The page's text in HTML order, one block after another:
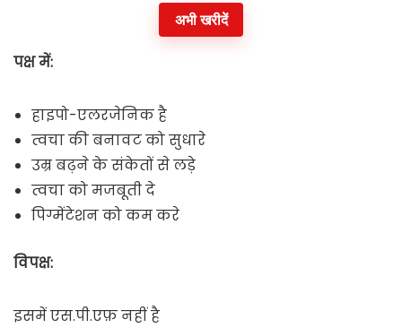
अभी खरीदें
पक्ष में:
हाइपो-एलरजेनिक है
त्वचा की बनावट को सुधारे
उम्र बढ़ने के संकेतों से लड़े
त्वचा को मजबूती दे
पिग्मेंटेशन को कम करे
विपक्ष:
इसमें एस.पी.एफ़ नहीं है